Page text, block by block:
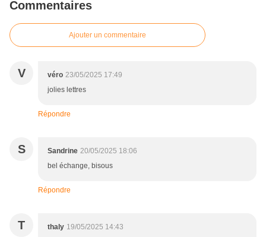
Commentaires
Ajouter un commentaire
V véro 23/05/2025 17:49
jolies lettres
Répondre
S Sandrine 20/05/2025 18:06
bel échange, bisous
Répondre
T thaly 19/05/2025 14:43